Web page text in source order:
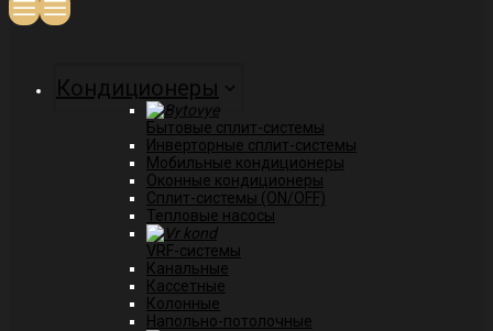
Кондиционеры
Бытовые сплит-системы
Инверторные сплит-системы
Мобильные кондиционеры
Оконные кондиционеры
Сплит-системы (ON/OFF)
Тепловые насосы
VRF-системы
Канальные
Касcетные
Колонные
Напольно-потолочные